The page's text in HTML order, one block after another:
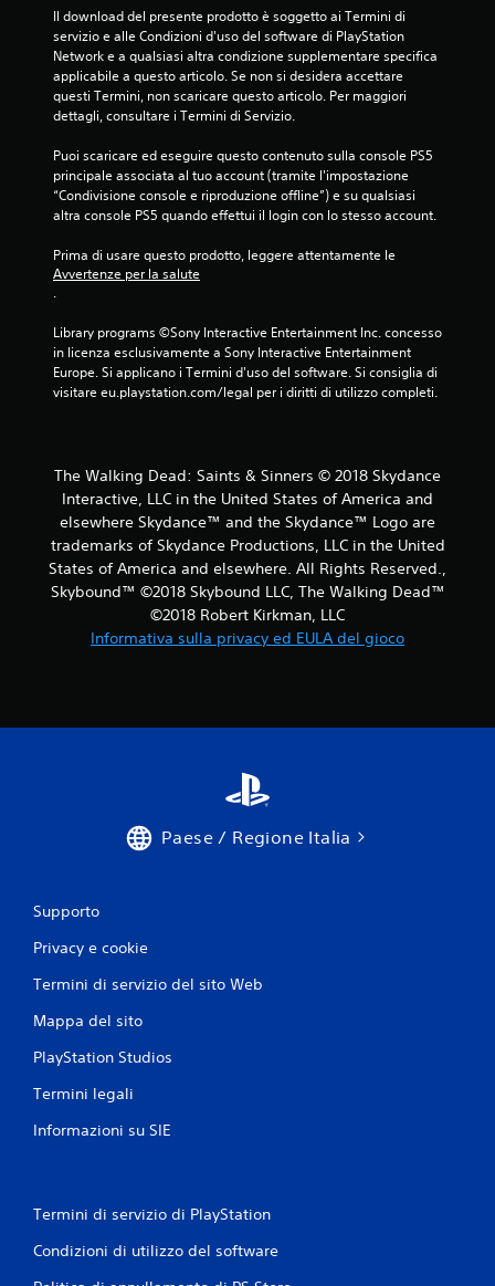
Il download del presente prodotto è soggetto ai Termini di
servizio e alle Condizioni d'uso del software di PlayStation
Network e a qualsiasi altra condizione supplementare specifica
applicabile a questo articolo. Se non si desidera accettare
questi Termini, non scaricare questo articolo. Per maggiori
dettagli, consultare i Termini di Servizio.
Puoi scaricare ed eseguire questo contenuto sulla console PS5
principale associata al tuo account (tramite l'impostazione
“Condivisione console e riproduzione offline”) e su qualsiasi
altra console PS5 quando effettui il login con lo stesso account.
Prima di usare questo prodotto, leggere attentamente le
Avvertenze per la salute
.
Library programs ©Sony Interactive Entertainment Inc. concesso
in licenza esclusivamente a Sony Interactive Entertainment
Europe. Si applicano i Termini d'uso del software. Si consiglia di
visitare eu.playstation.com/legal per i diritti di utilizzo completi.
The Walking Dead: Saints & Sinners © 2018 Skydance
Interactive, LLC in the United States of America and
elsewhere Skydance™ and the Skydance™ Logo are
trademarks of Skydance Productions, LLC in the United
States of America and elsewhere. All Rights Reserved.,
Skybound™ ©2018 Skybound LLC, The Walking Dead™
©2018 Robert Kirkman, LLC
Informativa sulla privacy ed EULA del gioco
Paese / Regione Italia
Supporto
Privacy e cookie
Termini di servizio del sito Web
Mappa del sito
PlayStation Studios
Termini legali
Informazioni su SIE
Termini di servizio di PlayStation
Condizioni di utilizzo del software